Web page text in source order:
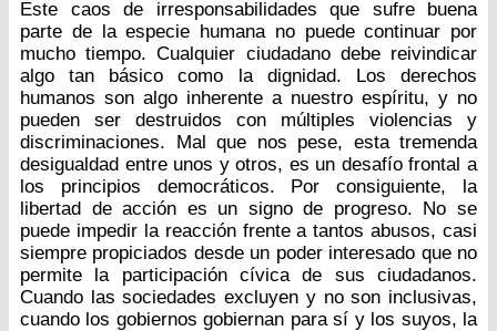
Este caos de irresponsabilidades que sufre buena
parte de la especie humana no puede continuar por
mucho tiempo. Cualquier ciudadano debe reivindicar
algo tan básico como la dignidad. Los derechos
humanos son algo inherente a nuestro espíritu, y no
pueden ser destruidos con múltiples violencias y
discriminaciones. Mal que nos pese, esta tremenda
desigualdad entre unos y otros, es un desafío frontal a
los principios democráticos. Por consiguiente, la
libertad de acción es un signo de progreso. No se
puede impedir la reacción frente a tantos abusos, casi
siempre propiciados desde un poder interesado que no
permite la participación cívica de sus ciudadanos.
Cuando las sociedades excluyen y no son inclusivas,
cuando los gobiernos gobiernan para sí y los suyos, la